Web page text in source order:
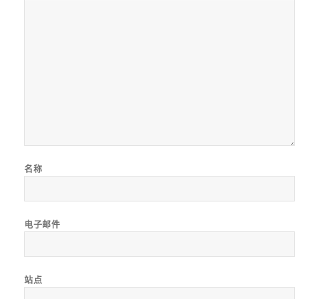
名称
电子邮件
站点